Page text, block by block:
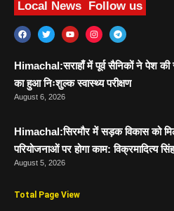
Local News Follow us
Himachal:सराहाँ में पूर्व सैनिकों ने पेश की
का हुआ निःशुल्क स्वास्थ्य परीक्षण
August 6, 2026
Himachal:सिरमौर में सड़क विकास को
परियोजनाओं पर होगा काम: विक्रमादित्य सिंह
August 5, 2026
Total Page View